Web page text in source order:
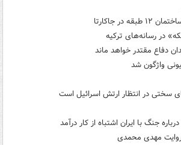
جاکارتا
در رسانه‌های ترکیه
دفاع مقتدر خواهد ماند
واژگون شد
سختی در انتظار ارتش اسرائیل است
جنگ با ایران اشتباه از کار درآمد
مهدی محمدی